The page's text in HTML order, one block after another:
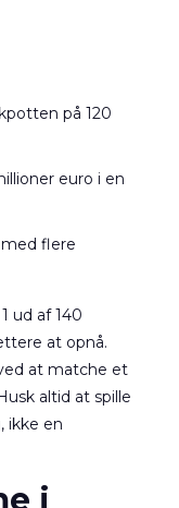
på 120
euro i en
flere
ud af 140
at opnå.
at matche et
altid at spille
ikke en
i